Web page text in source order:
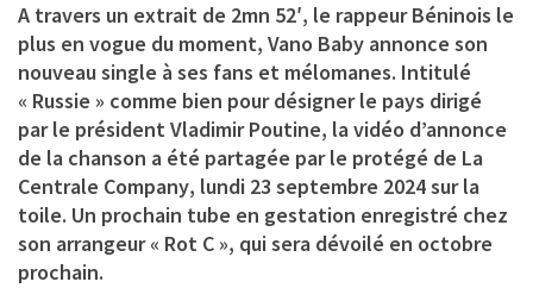
A travers un extrait de 2mn 52′, le rappeur Béninois le
plus en vogue du moment, Vano Baby annonce son
nouveau single à ses fans et mélomanes. Intitulé
« Russie » comme bien pour désigner le pays dirigé
par le président Vladimir Poutine, la vidéo d’annonce
de la chanson a été partagée par le protégé de La
Centrale Company, lundi 23 septembre 2024 sur la
toile. Un prochain tube en gestation enregistré chez
son arrangeur « Rot C », qui sera dévoilé en octobre
prochain.